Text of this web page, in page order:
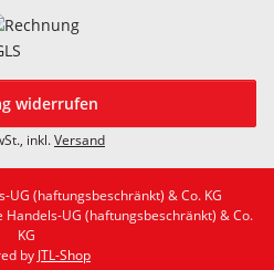
widerrufen
inkl.Versand
(haftungsbeschränkt) & Co. KG
UG (haftungsbeschränkt) & Co.
KG
by JTL-Shop